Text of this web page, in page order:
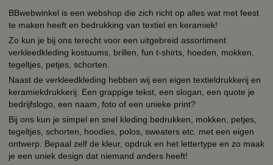
BBwebwinkel is een webshop die zich richt op alles wat met feest
te maken heeft en bedrukking van textiel en keramiek!
Zo kun je bij ons terecht voor een uitgebreid assortiment
verkleedkleding kostuums, brillen, fun t-shirts, hoeden, mokken,
tegeltjes, petjes, schorten.
Naast de verkleedkleding hebben wij een eigen textieldrukkerij en
keramiekdrukkerij. Een grappige tekst, een slogan, een quote je
bedrijfslogo, een naam, foto of een unieke print?
Bij ons kun je simpel en snel kleding bedrukken, mokken, petjes,
tegeltjes, schorten, hoodies, polos, sweaters etc. met een eigen
ontwerp. Bepaal zelf de kleur, opdruk en het lettertype en zo maak
je een uniek design dat niemand anders heeft!